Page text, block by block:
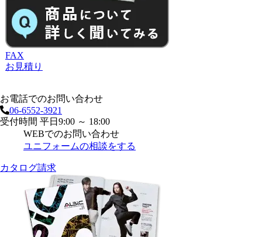
FAX
お見積り
お電話でのお問い合わせ
06-6552-3921
受付時間 平日9:00 ～ 18:00
WEBでのお問い合わせ
ユニフォームの相談をする
カタログ請求